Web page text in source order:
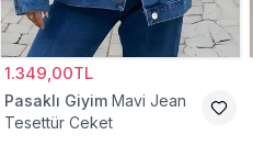
1.349,00TL
Pasaklı Giyim Mavi Jean
Tesettür Ceket